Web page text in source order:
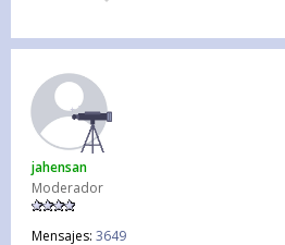
jahensan
Moderador
Mensajes: 3649